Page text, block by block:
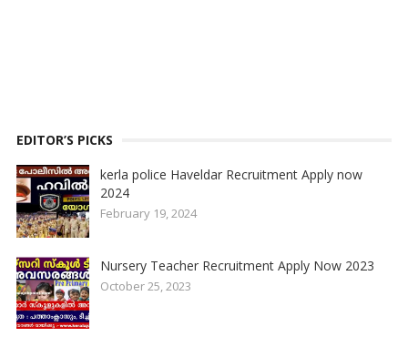
EDITOR’S PICKS
kerla police Haveldar Recruitment Apply now
2024
February 19, 2024
Nursery Teacher Recruitment Apply Now 2023
October 25, 2023